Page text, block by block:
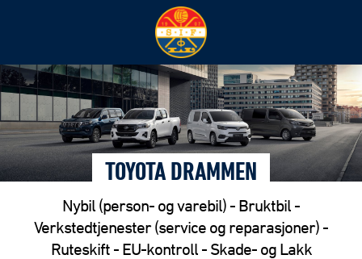
TOYOTA DRAMMEN
Nybil (person- og varebil) - Bruktbil -
Verkstedtjenester (service og reparasjoner) -
Ruteskift - EU-kontroll - Skade- og Lakk